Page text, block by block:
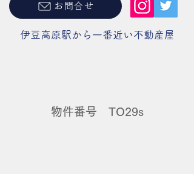
伊豆高原駅から一番近い不動産屋
お問合せ
物件番号 TO29s